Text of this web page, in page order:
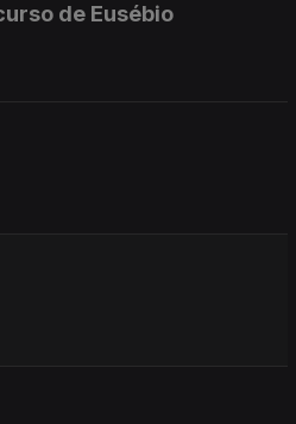
de Eusébio